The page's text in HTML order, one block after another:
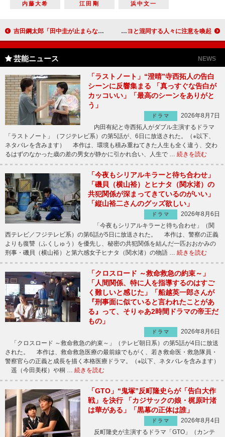
内藤大希 江田剛 浜中文一
吉田鋼太郎「田中圭が止まらない」 『劇場版おっさんずラブ』のシリーズ化を希望 吉岡秀隆「たたりより愛が勝った」 村上虹郎、スケキヨと混同する人々に注意を喚起
芸能ニュース NEWS
「ラストノート」“澄晴”寺西拓人の告白
シーンに反響集まる 「真っすぐな告白が
カッコいい」「最高のシーンをありがと
う」
ドラマ
2026年8月7日
内田有紀と寺西拓人がダブル主演するドラマ
「ラストノート」（フジテレビ系）の第5話が、6日に放送された。（※以下、
ネタバレを含みます） 本作は、環境も積み重ねてきた人生も全く違う、交わ
るはずのなかった歳の差の男女が静かに引かれ合い、人生で … 続きを読む
「今夜もシリアルキラーと待ち合わせ」
「磯貝（横山裕）とヒナタ（関水渚）の
共犯関係が深まってきているのがいい」
「縦山裕二さんのグッズ欲しい」
ドラマ
2026年8月6日
「今夜もシリアルキラーと待ち合わせ」（関
西テレビ／フジテレビ系）の第6話が5日に放送された。 本作は、警察の正義
よりも復讐（ふくしゅう）を優先し、秘密の共犯関係を結んだ一匹おおかみの
刑事・磯貝（横山裕）と第六感女子ヒナタ（関水渚）の物語 … 続きを読む
「クロスロード ～救命救急の約束～」
「人間関係、特に人を指導するのはすご
く難しいと感じた」「船越英一郎さんが
『刑事面に似ていると言われたことがあ
る』って、そりゃあ2時間ドラマの帝王だ
もの」
ドラマ
2026年8月6日
「クロスロード ～救命救急の約束～」（テレビ朝日系）の第5話が4日に放送
された。 本作は、救命救急医療の最前線でもがく、若き救命医・救急隊員・
警察官らの正義と成長を描く本格医療ドラマ。（※以下、ネタバレを含みます）
遥（今田美桜）や桐 … 続きを読む
「GTO」“鬼塚”反町隆史らが「告白大作
戦」を決行 「カジサックの娘・梶原叶渚
は華がある」「黒幕の正体は誰」
ドラマ
2026年8月4日
反町隆史が主演するドラマ「GTO」（カンテ